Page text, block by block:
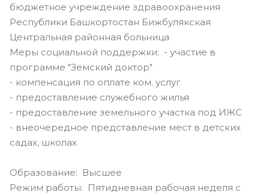
бюджетное учреждение здравоохранения
Республики Башкортостан Бижбулякская
Центральная районная больница
Меры социальной поддержки: - участие в
программе "Земский доктор"
- компенсация по оплате ком. услуг
- предоставление служебного жилья
- предоставление земельного участка под ИЖС
- внеочередное представление мест в детских
садах, школах
Образование: Высшее
Режим работы: Пятидневная рабочая неделя с